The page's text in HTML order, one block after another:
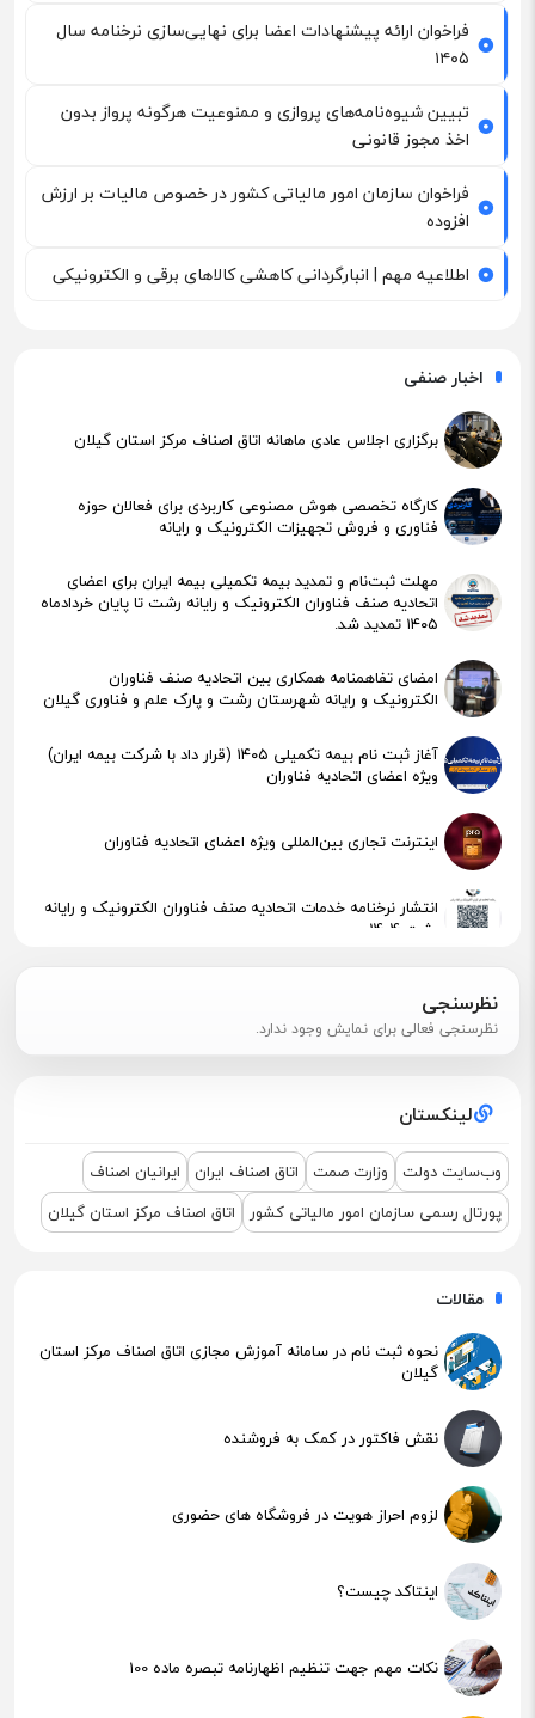
فراخوان ارائه پیشنهادات اعضا برای نهایی‌سازی نرخنامه سال
۱۴۰۵
تبیین شیوه‌نامه‌های پروازی و ممنوعیت هرگونه پرواز بدون
اخذ مجوز قانونی
فراخوان سازمان امور مالیاتی کشور در خصوص مالیات بر ارزش
افزوده
اطلاعیه مهم | انبارگردانی کاهشی کالاهای برقی و الکترونیکی
اخبار صنفی
برگزاری اجلاس عادی ماهانه اتاق اصناف مرکز استان گیلان
کارگاه تخصصی هوش مصنوعی کاربردی برای فعالان حوزه
فناوری و فروش تجهیزات الکترونیک و رایانه
مهلت ثبت‌نام و تمدید بیمه تکمیلی بیمه ایران برای اعضای
اتحادیه صنف فناوران الکترونیک و رایانه رشت تا پایان خردادماه
۱۴۰۵ تمدید شد.
امضای تفاهمنامه همکاری بین اتحادیه صنف فناوران
الکترونیک و رایانه شهرستان رشت و پارک علم و فناوری گیلان
آغاز ثبت نام بیمه تکمیلی ۱۴۰۵ (قرار داد با شرکت بیمه ایران)
ویژه اعضای اتحادیه فناوران
اینترنت تجاری بین‌المللی ویژه اعضای اتحادیه فناوران
انتشار نرخنامه خدمات اتحادیه صنف فناوران الکترونیک و رایانه
رشت 1404
نشست مشترک درباره نمایشگاه ETEX+IGF 2025
نظرسنجی
نظرسنجی فعالی برای نمایش وجود ندارد.
لینکستان
وب‌سایت دولت وزارت صمت اتاق اصناف ایران
ایرانیان اصناف
پورتال رسمی سازمان امور مالیاتی کشور
اتاق اصناف مرکز استان گیلان
مقالات
نحوه ثبت نام در سامانه آموزش مجازی اتاق اصناف مرکز استان
گیلان
نقش فاکتور در کمک به فروشنده
لزوم احراز هویت در فروشگاه های حضوری
اینتاکد چیست؟
نکات مهم جهت تنظیم اظهارنامه تبصره ماده 100